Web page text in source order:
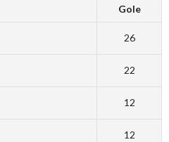
Gole
26
22
12
12